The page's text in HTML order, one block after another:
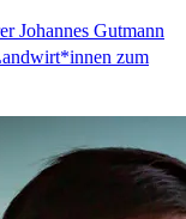
Johannes Gutmann
zum